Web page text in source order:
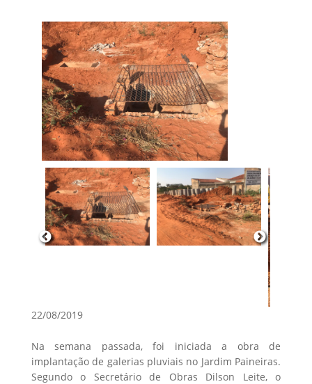
22/08/2019
Na semana passada, foi iniciada a obra de
implantação de galerias pluviais no Jardim Paineiras.
Segundo o Secretário de Obras Dilson Leite, o